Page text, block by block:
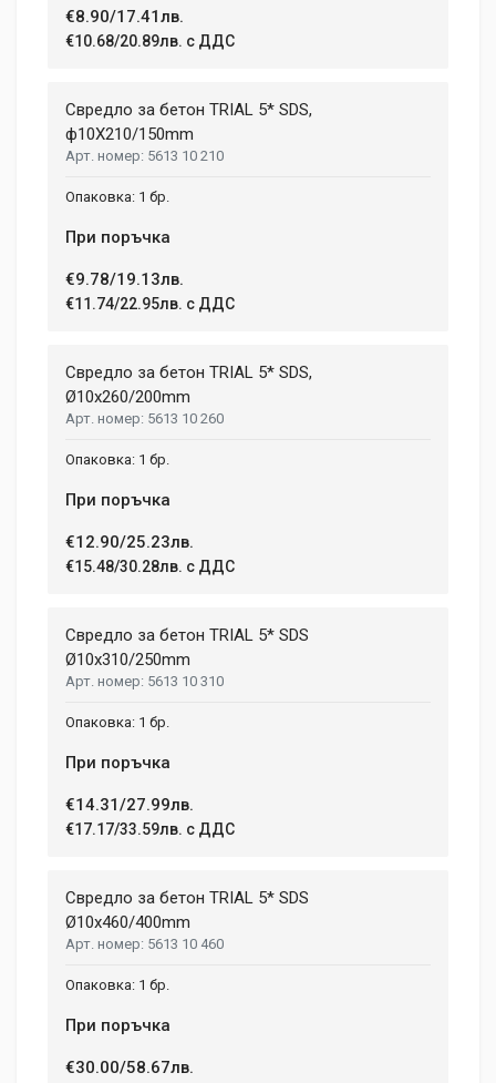
€8.90/17.41лв.
€10.68/20.89лв. с ДДС
Свредло за бетон TRIAL 5* SDS,
ф10X210/150mm
5613 10 210
1 бр.
При поръчка
€9.78/19.13лв.
€11.74/22.95лв. с ДДС
Свредло за бетон TRIAL 5* SDS,
Ø10х260/200mm
5613 10 260
1 бр.
При поръчка
€12.90/25.23лв.
€15.48/30.28лв. с ДДС
Свредло за бетон TRIAL 5* SDS
Ø10x310/250mm
5613 10 310
1 бр.
При поръчка
€14.31/27.99лв.
€17.17/33.59лв. с ДДС
Свредло за бетон TRIAL 5* SDS
Ø10x460/400mm
5613 10 460
1 бр.
При поръчка
€30.00/58.67лв.